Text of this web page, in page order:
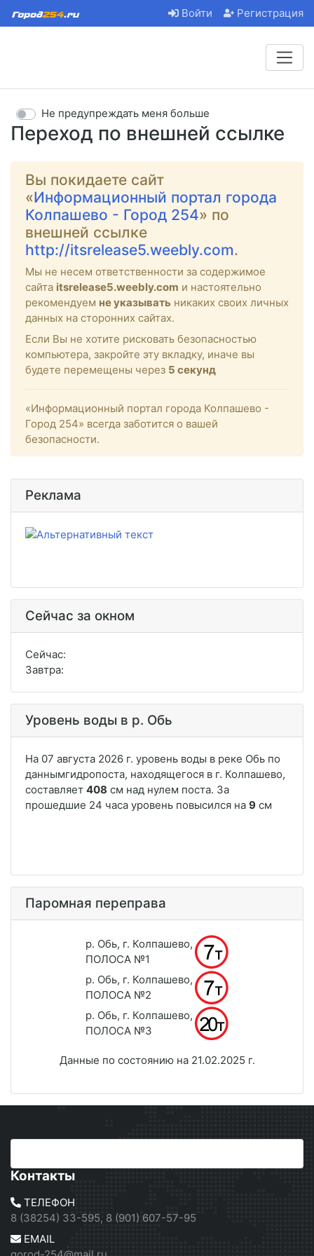
Войти Регистрация
Переход по внешней ссылке
Не предупреждать меня больше
Вы покидаете сайт
«Информационный портал города
Колпашево - Город 254» по
внешней ссылке
http://itsrelease5.weebly.com.
Мы не несем ответственности за содержимое
сайта itsrelease5.weebly.com и настоятельно
рекомендуем не указывать никаких своих личных
данных на сторонних сайтах.
Если Вы не хотите рисковать безопасностью
компьютера, закройте эту вкладку, иначе вы
будете перемещены через 5 секунд
«Информационный портал города Колпашево -
Город 254» всегда заботится о вашей
безопасности.
Реклама
Сейчас за окном
Сейчас:
Завтра:
Уровень воды в р. Обь
Паромная переправа
р. Обь, г. Колпашево,
ПОЛОСА №1
р. Обь, г. Колпашево,
ПОЛОСА №2
р. Обь, г. Колпашево,
ПОЛОСА №3
Данные по состоянию на 21.02.2025 г.
Контакты
ТЕЛЕФОН
8 (38254) 33-595, 8 (901) 607-57-95
EMAIL